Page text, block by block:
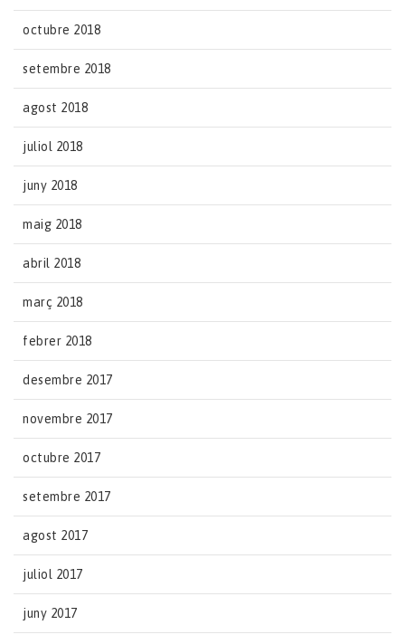
octubre 2018
setembre 2018
agost 2018
juliol 2018
juny 2018
maig 2018
abril 2018
març 2018
febrer 2018
desembre 2017
novembre 2017
octubre 2017
setembre 2017
agost 2017
juliol 2017
juny 2017